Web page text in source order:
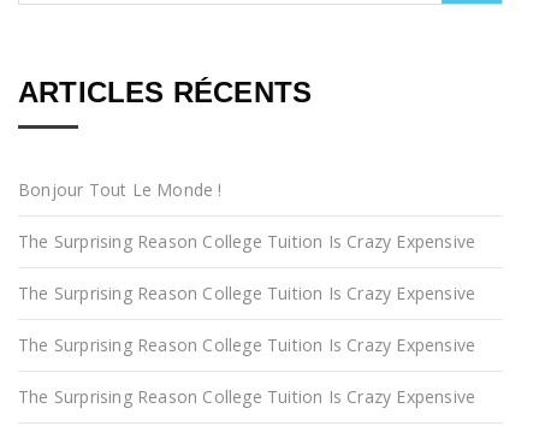
ARTICLES RÉCENTS
Bonjour Tout Le Monde !
The Surprising Reason College Tuition Is Crazy Expensive
The Surprising Reason College Tuition Is Crazy Expensive
The Surprising Reason College Tuition Is Crazy Expensive
The Surprising Reason College Tuition Is Crazy Expensive